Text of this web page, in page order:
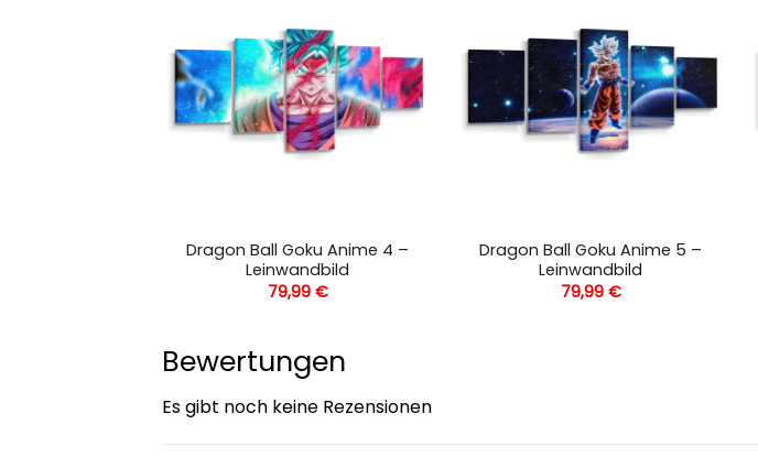
Dragon Ball Goku Anime 4 –
Leinwandbild
79,99 €
Dragon Ball Goku Anime 5 –
Leinwandbild
79,99 €
Bewertungen
Es gibt noch keine Rezensionen